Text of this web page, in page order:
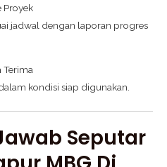
Proyek
jadwal dengan laporan progres
Terima
kondisi siap digunakan.
Seputar